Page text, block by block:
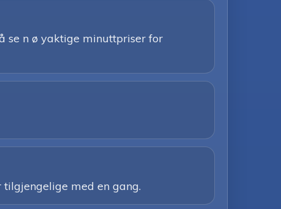
se n ø yaktige minuttpriser for
med en gang.